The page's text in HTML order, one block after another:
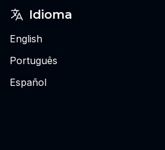
Idioma
English
Português
Español